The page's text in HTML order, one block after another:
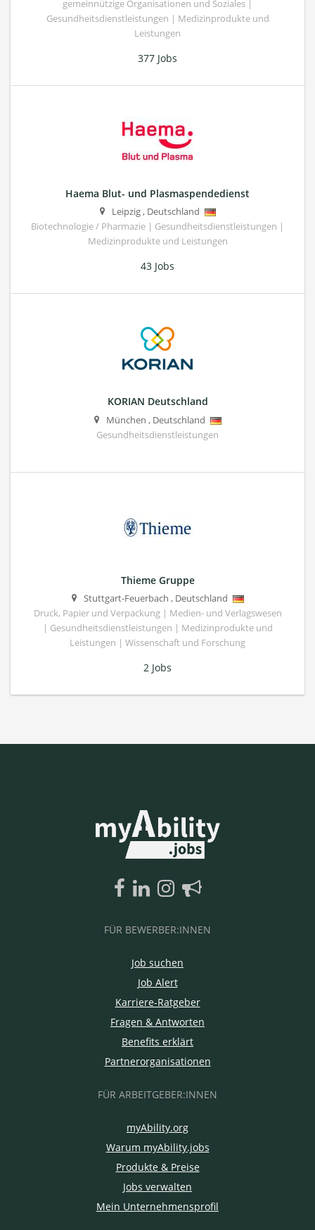
gemeinnützige Organisationen und Soziales |
Gesundheitsdienstleistungen | Medizinprodukte und
Leistungen
377 Jobs
Haema Blut- und Plasmaspendedienst
Leipzig, Deutschland
Biotechnologie / Pharmazie | Gesundheitsdienstleistungen |
Medizinprodukte und Leistungen
43 Jobs
KORIAN Deutschland
München , Deutschland
Gesundheitsdienstleistungen
Thieme Gruppe
Stuttgart-Feuerbach , Deutschland
Druck, Papier und Verpackung | Medien- und Verlagswesen
| Gesundheitsdienstleistungen | Medizinprodukte und
Leistungen | Wissenschaft und Forschung
2 Jobs
FÜR BEWERBER:INNEN
Job suchen
Job Alert
Karriere-Ratgeber
Fragen & Antworten
Benefits erklärt
Partnerorganisationen
FÜR ARBEITGEBER:INNEN
myAbility.org
Warum myAbility.jobs
Produkte & Preise
Jobs verwalten
Mein Unternehmensprofil